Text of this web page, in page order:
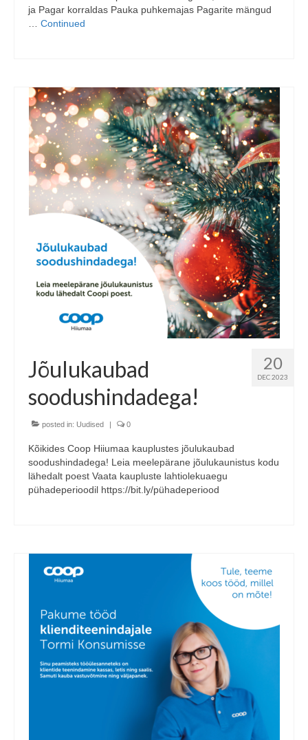
ja Pagar korraldas Pauka puhkemajas Pagarite mängud
Continued
20
DEC 2023
Jõulukaubad
soodushindadega!
posted in: Uudised | 0
Kõikides Coop Hiiumaa kauplustes jõulukaubad
soodushindadega! Leia meelepärane jõulukaunistus kodu
lähedalt poest Vaata kaupluste lahtiolekuaegu
pühadeperioodil https://bit.ly/pühadeperiood